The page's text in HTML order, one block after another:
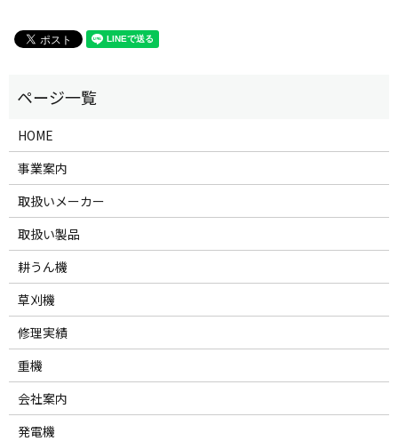
HOME
事業案内
取扱いメーカー
取扱い製品
耕うん機
草刈機
修理実績
重機
会社案内
発電機